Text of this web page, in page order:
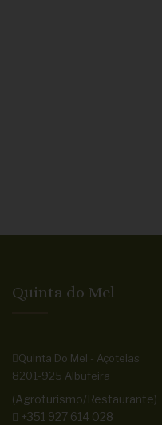
Quinta do Mel
Quinta Do Mel - Açoteias
8201-925 Albufeira
(Agroturismo/Restaurante)
+351 927 614 028